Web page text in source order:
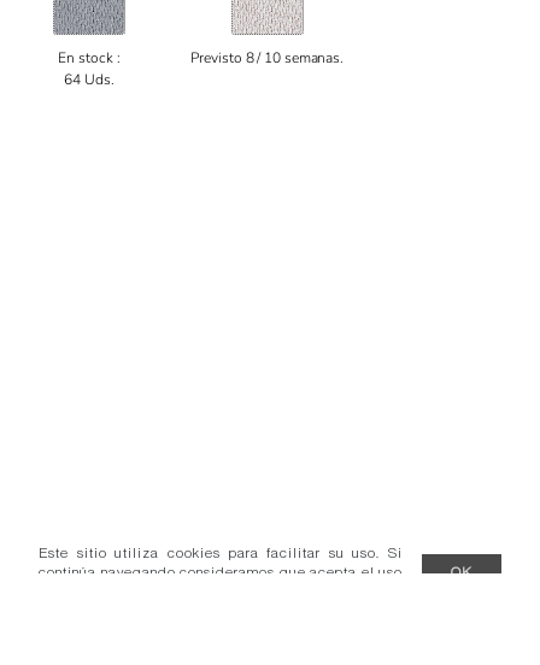
Más información
En stock :
64 Uds.
Previsto 8 / 10 semanas.